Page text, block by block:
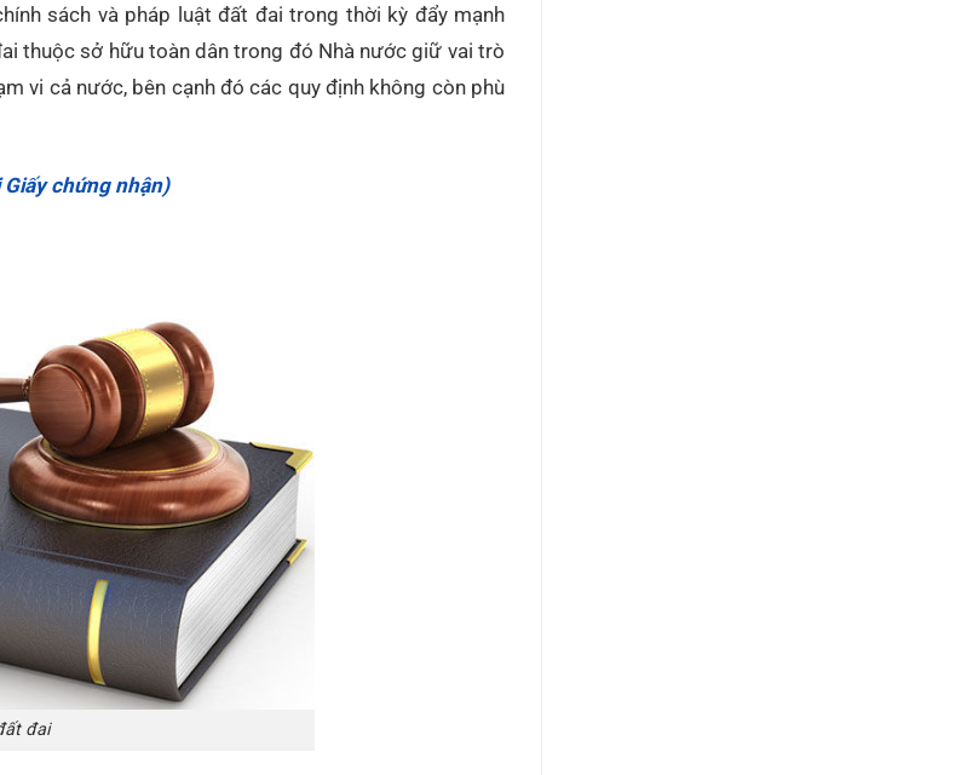
sách và pháp luật đất đai trong thời kỳ đẩy mạnh
thuộc sở hữu toàn dân trong đó Nhà nước giữ vai trò
vi cả nước, bên cạnh đó các quy định không còn phù
chứng nhận)
đai